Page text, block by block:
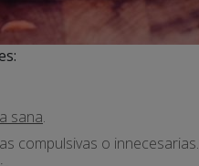
sana.
compulsivas o innecesarias.